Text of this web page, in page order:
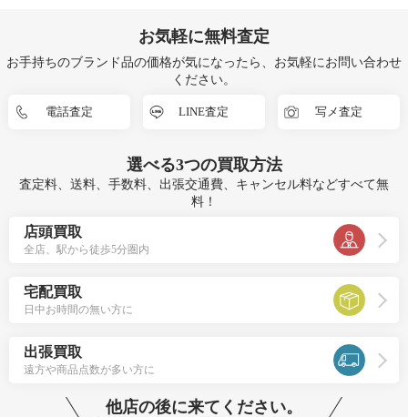
お気軽に無料査定
お手持ちのブランド品の価格が気になったら、お気軽にお問い合わせ
ください。
電話査定 LINE査定 写メ査定
選べる3つの買取方法
査定料、送料、手数料、出張交通費、キャンセル料などすべて無
料！
店頭買取
全店、駅から徒歩5分圏内
宅配買取
日中お時間の無い方に
出張買取
遠方や商品点数が多い方に
他店の後に来てください。